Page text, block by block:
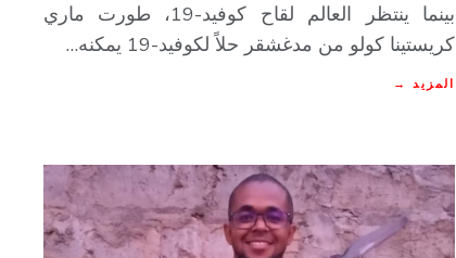
بينما ينتظر العالم لقاح كوفيد-19، طورت ماري
كريستينا كولو من مدغشقر حلاً لكوفيد-19 يمكنه…
المزيد →